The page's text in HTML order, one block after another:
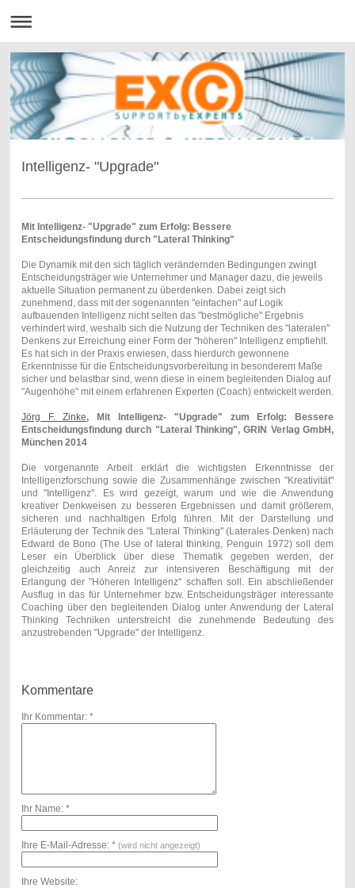
Intelligenz- "Upgrade"
Mit Intelligenz- "Upgrade" zum Erfolg: Bessere
Entscheidungsfindung durch "Lateral Thinking"
Die Dynamik mit den sich täglich verändernden Bedingungen zwingt
Entscheidungsträger wie Unternehmer und Manager dazu, die jeweils
aktuelle Situation permanent zu überdenken. Dabei zeigt sich
zunehmend, dass mit der sogenannten "einfachen" auf Logik
aufbauenden Intelligenz nicht selten das "bestmögliche" Ergebnis
verhindert wird, weshalb sich die Nutzung der Techniken des "lateralen"
Denkens zur Erreichung einer Form der "höheren" Intelligenz empfiehlt.
Es hat sich in der Praxis erwiesen, dass hierdurch gewonnene
Erkenntnisse für die Entscheidungsvorbereitung in besonderem Maße
sicher und belastbar sind, wenn diese in einem begleitenden Dialog auf
"Augenhöhe" mit einem erfahrenen Experten (Coach) entwickelt werden.
Jörg F. Zinke, Mit Intelligenz- "Upgrade" zum Erfolg: Bessere
Entscheidungsfindung durch "Lateral Thinking", GRIN Verlag GmbH,
München 2014
Die vorgenannte Arbeit erklärt die wichtigsten Erkenntnisse der
Intelligenzforschung sowie die Zusammenhänge zwischen "Kreativität"
und "Intelligenz". Es wird gezeigt, warum und wie die Anwendung
kreativer Denkweisen zu besseren Ergebnissen und damit größerem,
sicheren und nachhaltigen Erfolg führen. Mit der Darstellung und
Erläuterung der Technik des "Lateral Thinking" (Laterales Denken) nach
Edward de Bono (The Use of lateral thinking, Penguin 1972) soll dem
Leser ein Überblick über diese Thematik gegeben werden, der
gleichzeitig auch Anreiz zur intensiveren Beschäftigung mit der
Erlangung der "Höheren Intelligenz" schaffen soll. Ein abschließender
Ausflug in das für Unternehmer bzw. Entscheidungsträger interessante
Coaching über den begleitenden Dialog unter Anwendung der Lateral
Thinking Techniken unterstreicht die zunehmende Bedeutung des
anzustrebenden "Upgrade" der Intelligenz.
Kommentare
Ihr Kommentar: *
Ihr Name: *
Ihre E-Mail-Adresse: * (wird nicht angezeigt)
Ihre Website: